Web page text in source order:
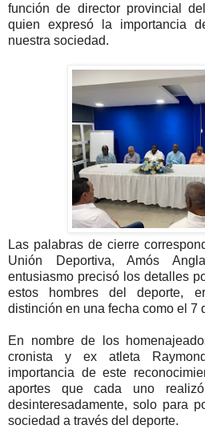
función de director provincial
quien expresó la importancia
nuestra sociedad.
Las palabras de cierre
Unión Deportiva, Amós
entusiasmo precisó los detalles
estos hombres del deporte,
distinción en una fecha como el 7
En nombre de los
cronista y ex atleta
importancia de este
aportes que cada uno
desinteresadamente, solo para
sociedad a través del deporte.